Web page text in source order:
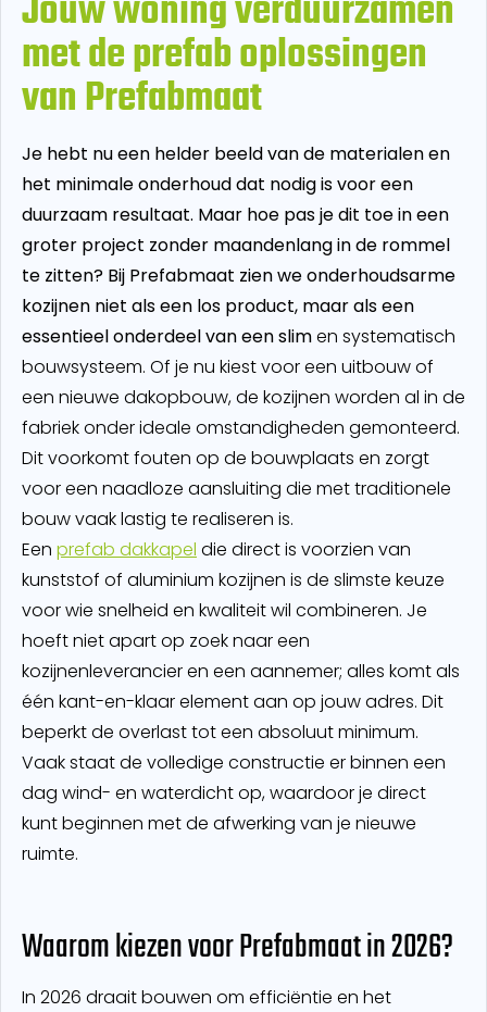
Jouw woning verduurzamen
met de prefab oplossingen
van Prefabmaat
Je hebt nu een helder beeld van de materialen en
het minimale onderhoud dat nodig is voor een
duurzaam resultaat. Maar hoe pas je dit toe in een
groter project zonder maandenlang in de rommel
te zitten? Bij Prefabmaat zien we onderhoudsarme
kozijnen niet als een los product, maar als een
essentieel onderdeel van een slimen systematisch
bouwsysteem. Of je nu kiest voor een uitbouw of
een nieuwe dakopbouw, de kozijnen worden al in de
fabriek onder ideale omstandigheden gemonteerd.
Dit voorkomt fouten op de bouwplaats en zorgt
voor een naadloze aansluiting die met traditionele
bouw vaak lastig te realiseren is.
Een prefab dakkapel die direct is voorzien van
kunststof of aluminium kozijnen is de slimste keuze
voor wie snelheid en kwaliteit wil combineren. Je
hoeft niet apart op zoek naar een
kozijnenleverancier en een aannemer; alles komt als
één kant-en-klaar element aan op jouw adres. Dit
beperkt de overlast tot een absoluut minimum.
Vaak staat de volledige constructie er binnen een
dag wind- en waterdicht op, waardoor je direct
kunt beginnen met de afwerking van je nieuwe
ruimte.
Waarom kiezen voor Prefabmaat in 2026?
In 2026 draait bouwen om efficiëntie en het